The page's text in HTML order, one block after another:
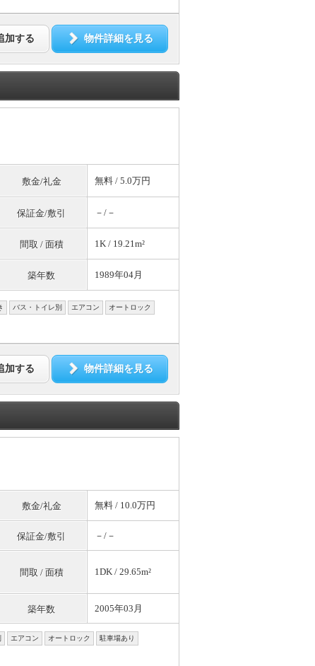
加する 物件詳細を見る
敷金/礼金 無料 / 5.0万円
保証金/敷引 －/－
間取 / 面積 1K / 19.21m²
築年数 1989年04月
バス・トイレ別 エアコン オートロック
加する 物件詳細を見る
敷金/礼金 無料 / 10.0万円
保証金/敷引 －/－
間取 / 面積 1DK / 29.65m²
築年数 2005年03月
エアコン オートロック 駐車場あり